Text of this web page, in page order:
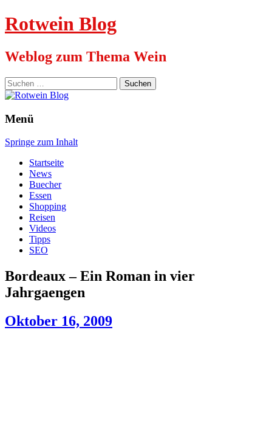
Rotwein Blog
Weblog zum Thema Wein
Suchen
nach:
Menü
Springe zum Inhalt
Startseite
News
Buecher
Essen
Shopping
Reisen
Videos
Tipps
SEO
Bordeaux – Ein Roman in vier
Jahrgaengen
Oktober 16, 2009